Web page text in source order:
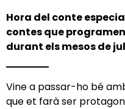
Hora del conte
contes que
durant els mesos de
Vine a passar-ho bé
que et farà ser